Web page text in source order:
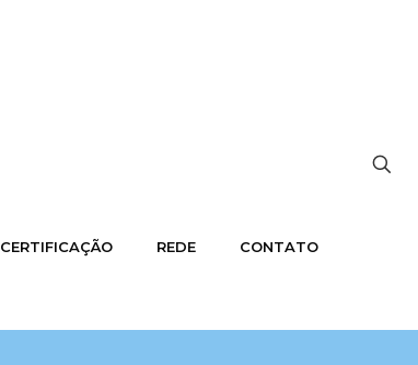
CERTIFICAÇÃO REDE CONTATO